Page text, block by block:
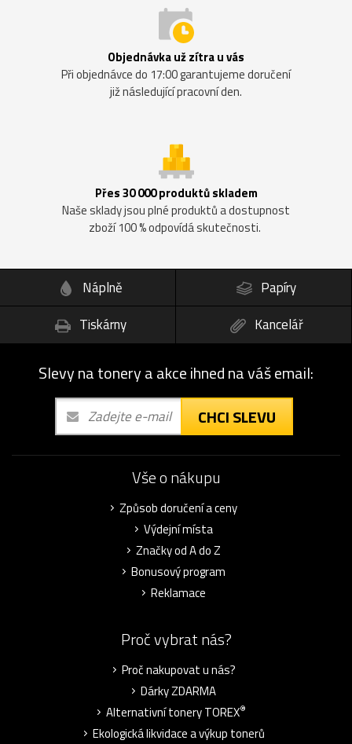
Objednávka už zítra u vás
Při objednávce do 17:00 garantujeme doručení
již následující pracovní den.
Přes 30 000 produktů skladem
Naše sklady jsou plné produktů a dostupnost
zboží 100 % odpovídá skutečnosti.
Náplně
Papíry
Tiskárny
Kancelář
Slevy na tonery a akce ihned na váš email:
CHCI SLEVU
Vše o nákupu
Způsob doručení a ceny
Výdejní místa
Značky od A do Z
Bonusový program
Reklamace
Proč vybrat nás?
Proč nakupovat u nás?
Dárky ZDARMA
Alternativní tonery TOREX®
Ekologická likvidace a výkup tonerů